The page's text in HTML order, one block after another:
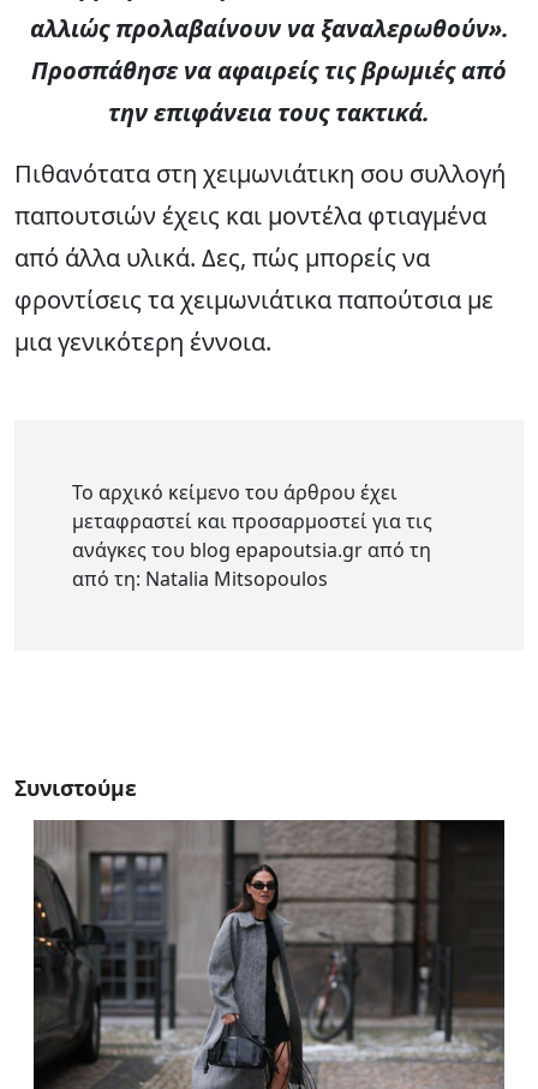
αλλιώς προλαβαίνουν να ξαναλερωθούν».
Προσπάθησε να αφαιρείς τις βρωμιές από
την επιφάνεια τους τακτικά.
Πιθανότατα στη χειμωνιάτικη σου συλλογή
παπουτσιών έχεις και μοντέλα φτιαγμένα
από άλλα υλικά. Δες, πώς μπορείς να
φροντίσεις τα χειμωνιάτικα παπούτσια με
μια γενικότερη έννοια.
Το αρχικό κείμενο του άρθρου έχει
μεταφραστεί και προσαρμοστεί για τις
ανάγκες του blog epapoutsia.gr από τη
από τη: Natalia Mitsopoulos
Συνιστούμε